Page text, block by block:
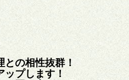
との相性抜群！
プします！